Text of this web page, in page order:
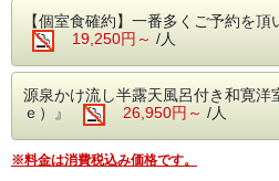
夕食/個室食 朝食
ます。
※夕食の最終開始
※部屋食ではござ
【貸切風呂1回利
菊花の湯・蘭花の湯
ださい。
1．赤ちゃんの年
別・身長
※赤ちゃんの対象
ていただきます。
2．離乳食：夕食
【個室食確約】一番多くご予約を
19,250円～ /人
源泉かけ流し半露天風呂付き和寛洋
ｅ）』
26,950円～ /人
※料金は消費税込み価格です。